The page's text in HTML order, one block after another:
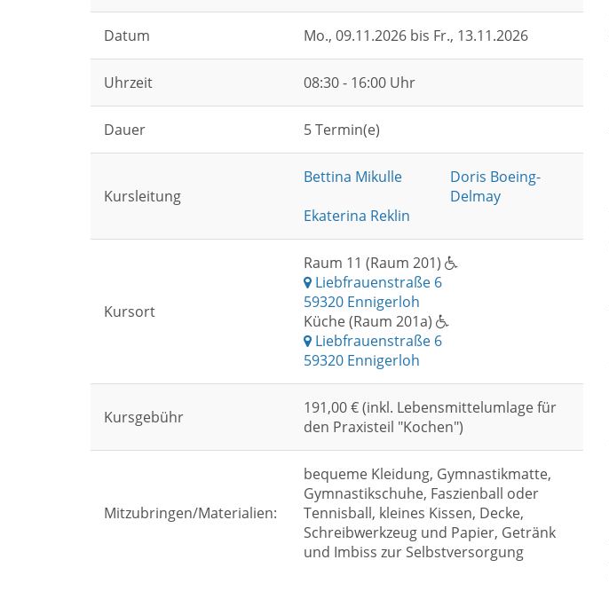
Datum Mo., 09.11.2026 bis Fr., 13.11.2026
Uhrzeit 08:30 - 16:00 Uhr
Dauer 5 Termin(e)
Kursleitung
Bettina Mikulle
Doris Boeing-
Delmay
Ekaterina Reklin
Kursort
Raum 11 (Raum 201)
Liebfrauenstraße 6
59320 Ennigerloh
Küche (Raum 201a)
Liebfrauenstraße 6
59320 Ennigerloh
Kursgebühr
191,00 € (inkl. Lebensmittelumlage für
den Praxisteil "Kochen")
Mitzubringen/Materialien:
bequeme Kleidung, Gymnastikmatte,
Gymnastikschuhe, Faszienball oder
Tennisball, kleines Kissen, Decke,
Schreibwerkzeug und Papier, Getränk
und Imbiss zur Selbstversorgung